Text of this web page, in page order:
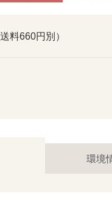
料660円別）
環境